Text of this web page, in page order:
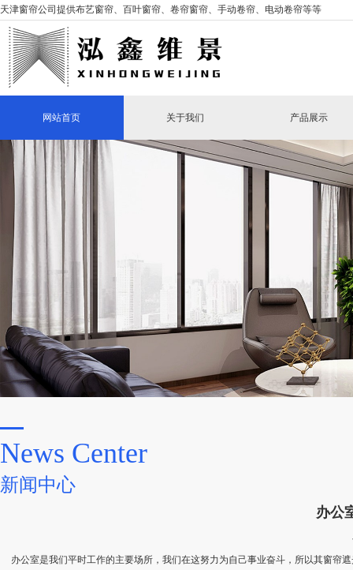
天津窗帘公司提供布艺窗帘、百叶窗帘、卷帘窗帘、手动卷帘、电动卷帘等等
网站首页 关于我们 产品展示
News Center
新闻中心
办公
办公室是我们平时工作的主要场所，我们在这努力为自己事业奋斗，所以其窗帘